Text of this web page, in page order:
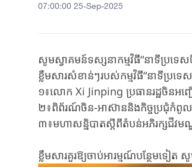
07:00:00 25-Sep-2025
សូមស្វាគមន៍ទស្សនាកម្មវិធី“នាទីប្រទ
ខ្លឹមសារសំខាន់ៗរបស់កម្មវិធី“នាទីប្រទេ
១៖លោក Xi Jinping ប្រធានរដ្ឋចិនអ
២៖ពិព័រណ៍ចិន-អាស៊ាន​​និងកិច្ចប្រជុំកំពូ
៣៖មហាសន្និបាតស្តីពីតំបន់អភិរក្សជីវ
ខ្លឹមសារគួរឱ្យចាប់អារម្មណ៍បន្ថែមទៀត